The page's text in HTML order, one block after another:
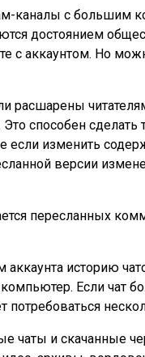
каналы с большим
достоянием
с аккаунтом. Но
расшарены
Это способен сделать
если изменить
версии
пересланных
аккаунта историю
компьютер. Если чат
потребоваться
чаты и скачанные